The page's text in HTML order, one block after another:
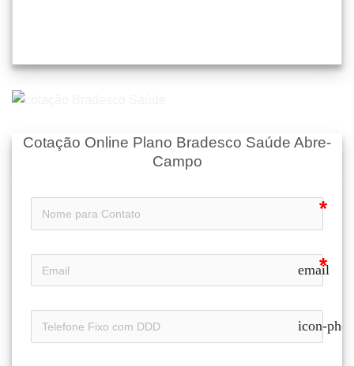
Cotação Online Plano Bradesco Saúde Abre-
Campo
email
icon-